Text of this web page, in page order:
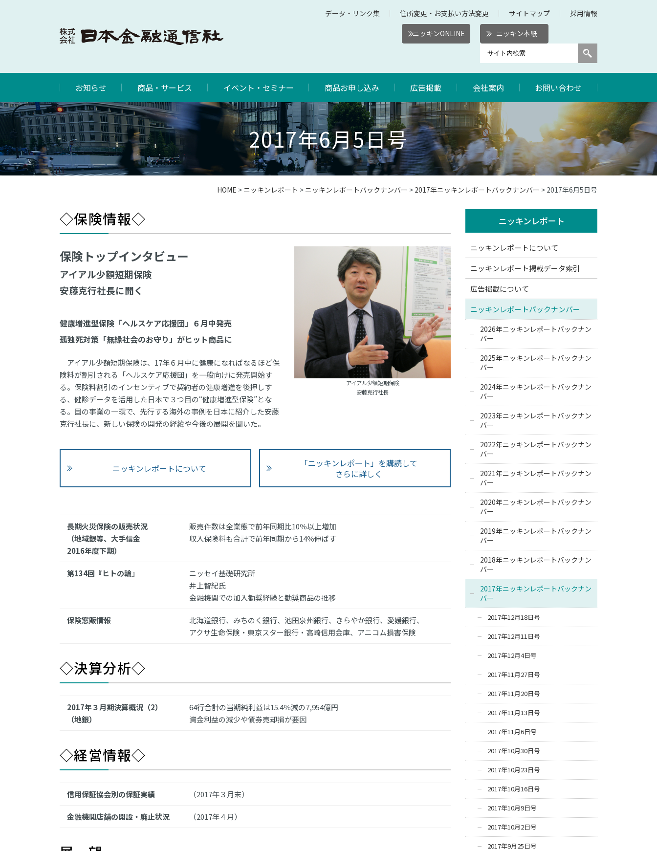
データ・リンク集 住所変更・お支払い方法変更 サイトマップ 採用情報
ニッキンONLINE ニッキン本紙
お知らせ 商品・サービス イベント・セミナー 商品お申し込み 広告掲載 会社案内 お問い合わせ
2017年6月5日号
HOME > ニッキンレポート > ニッキンレポートバックナンバー > 2017年ニッキンレポートバックナンバー > 2017年6月5日号
◇保険情報◇
アイアル少額短期保険
安藤克行社長
保険トップインタビュー
アイアル少額短期保険
安藤克行社長に聞く
健康増進型保険「ヘルスケア応援団」６月中発売
孤独死対策「無縁社会のお守り」がヒット商品に
アイアル少額短期保険は、17年６月中に健康になればなるほど保
険料が割引される「ヘルスケア応援団」を一般向けに発売開始す
る。保険料割引のインセンティブで契約者の健康増進を後押しす
る、健診データを活用した日本で３つ目の“健康増進型保険”とな
る。国の事業の一環で、先行する海外の事例を日本に紹介した安藤
克行社長に、新しい保険の開発の経緯や今後の展開を聞いた。
ニッキンレポートについて
「ニッキンレポート」を購読して
さらに詳しく
長期火災保険の販売状況
（地域銀等、大手信金
2016年度下期）
販売件数は全業態で前年同期比10％以上増加
収入保険料も合計で前年同期から14％伸ばす
第134回『ヒトの輪』
ニッセイ基礎研究所
井上智紀氏
金融機関での加入勧奨経験と勧奨商品の推移
保険窓販情報
北海道銀行、みちのく銀行、池田泉州銀行、きらやか銀行、愛媛銀行、
アクサ生命保険・東京スター銀行・高崎信用金庫、アニコム損害保険
◇決算分析◇
2017年３月期決算概況（2）
（地銀）
64行合計の当期純利益は15.4％減の7,954億円
資金利益の減少や債券売却損が要因
◇経営情報◇
信用保証協会別の保証実績 （2017年３月末）
金融機関店舗の開設・廃止状況 （2017年４月）
ニッキンレポート
ニッキンレポートについて
ニッキンレポート掲載データ索引
広告掲載について
ニッキンレポートバックナンバー
2026年ニッキンレポートバックナン
バー
2025年ニッキンレポートバックナン
バー
2024年ニッキンレポートバックナン
バー
2023年ニッキンレポートバックナン
バー
2022年ニッキンレポートバックナン
バー
2021年ニッキンレポートバックナン
バー
2020年ニッキンレポートバックナン
バー
2019年ニッキンレポートバックナン
バー
2018年ニッキンレポートバックナン
バー
2017年ニッキンレポートバックナン
バー
2017年12月18日号
2017年12月11日号
2017年12月4日号
2017年11月27日号
2017年11月20日号
2017年11月13日号
2017年11月6日号
2017年10月30日号
2017年10月23日号
2017年10月16日号
2017年10月9日号
2017年10月2日号
2017年9月25日号